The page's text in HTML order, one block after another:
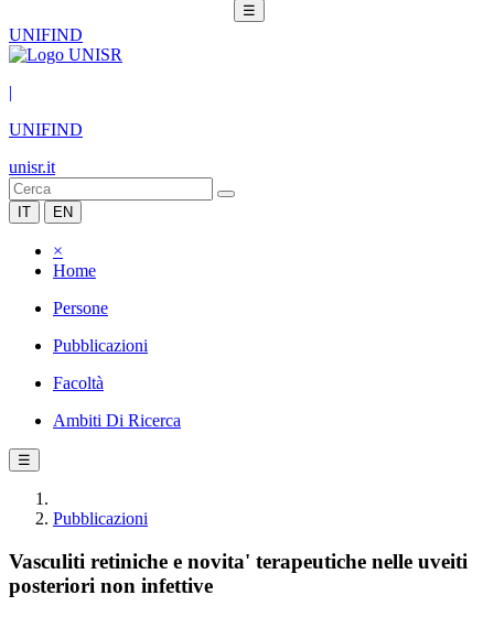
☰
UNIFIND
|
UNIFIND
unisr.it
IT EN
×
Home
Persone
Pubblicazioni
Facoltà
Ambiti Di Ricerca
☰
Pubblicazioni
Vasculiti retiniche e novita' terapeutiche nelle uveiti
posteriori non infettive